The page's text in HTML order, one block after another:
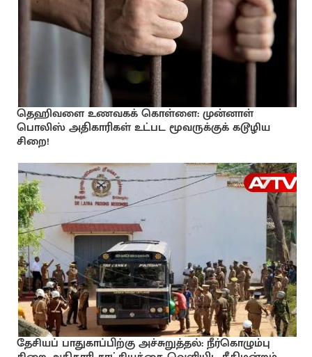
தெஹிவளை உணவகக் கொள்ளை: முன்னாள்
பொலிஸ் அதிகாரிகள் உட்பட மூவருக்குக் கடூழிய
சிறை!
தேசியப் பாதுகாப்பிற்கு அச்சுறுத்தல்: நீர்கொழும்பு